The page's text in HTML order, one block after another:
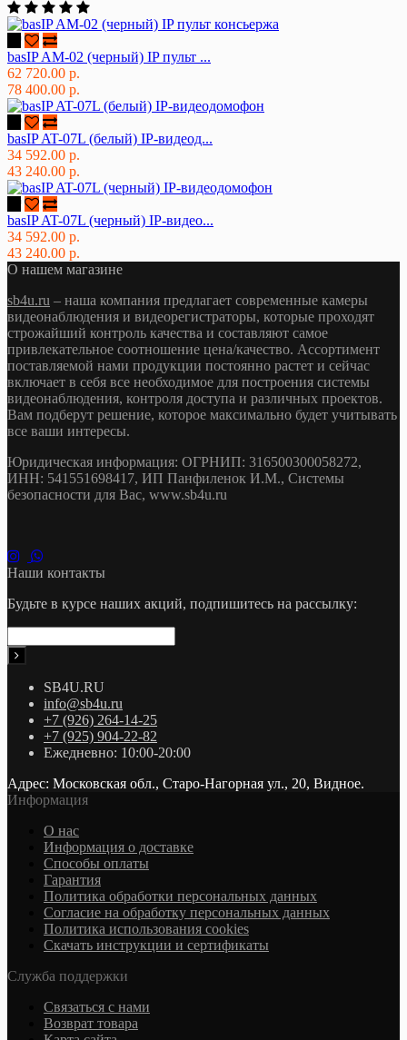
basIP AM-02 (черный) IP пульт ...
62 720.00 р.
78 400.00 р.
basIP AT-07L (белый) IP-видеод...
34 592.00 р.
43 240.00 р.
basIP AT-07L (черный) IP-видео...
34 592.00 р.
43 240.00 р.
О нашем магазине
sb4u.ru – наша компания предлагает современные камеры
видеонаблюдения и видеорегистраторы, которые проходят
строжайший контроль качества и составляют самое
привлекательное соотношение цена/качество. Ассортимент
поставляемой нами продукции постоянно растет и сейчас
включает в себя все необходимое для построения системы
видеонаблюдения, контроля доступа и различных проектов.
Вам подберут решение, которое максимально будет учитывать
все ваши интересы.
Юридическая информация: ОГРНИП: 316500300058272,
ИНН: 541551698417, ИП Панфиленок И.М., Системы
безопасности для Вас, www.sb4u.ru
Наши контакты
Будьте в курсе наших акций, подпишитесь на рассылку:
SB4U.RU
info@sb4u.ru
+7 (926) 264-14-25
+7 (925) 904-22-82
Ежедневно: 10:00-20:00
Адрес: Московская обл., Старо-Нагорная ул., 20, Видное.
Информация
О нас
Информация о доставке
Cпособы оплаты
Гарантия
Политика обработки персональных данных
Согласие на обработку персональных данных
Политика использования cookies
Скачать инструкции и сертификаты
Служба поддержки
Связаться с нами
Возврат товара